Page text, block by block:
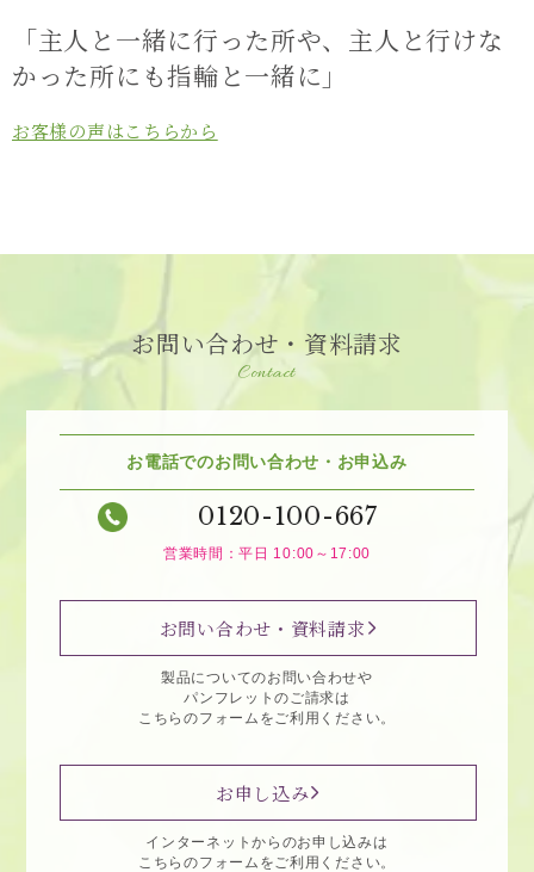
「主人と一緒に行った所や、主人と行けな
かった所にも指輪と一緒に」
お客様の声はこちらから
お問い合わせ・資料請求
Contact
お電話でのお問い合わせ・お申込み
0120-100-667
営業時間：平日 10:00～17:00
お問い合わせ・資料請求
製品についてのお問い合わせや
パンフレットのご請求は
こちらのフォームをご利用ください。
お申し込み
インターネットからのお申し込みは
こちらのフォームをご利用ください。